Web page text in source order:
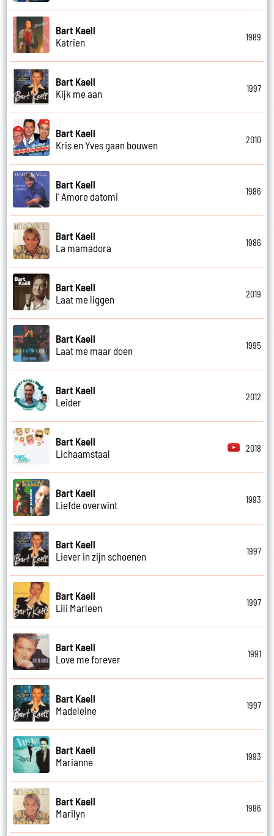
Bart Kaell
Katrien
1989
Bart Kaell
Kijk me aan
1997
Bart Kaell
Kris en Yves gaan bouwen
2010
Bart Kaell
l' Amore datomi
1986
Bart Kaell
La mamadora
1986
Bart Kaell
Laat me liggen
2019
Bart Kaell
Laat me maar doen
1995
Bart Kaell
Leider
2012
Bart Kaell
Lichaamstaal
2018
Bart Kaell
Liefde overwint
1993
Bart Kaell
Liever in zijn schoenen
1997
Bart Kaell
Lili Marleen
1997
Bart Kaell
Love me forever
1991
Bart Kaell
Madeleine
1997
Bart Kaell
Marianne
1993
Bart Kaell
Marilyn
1986